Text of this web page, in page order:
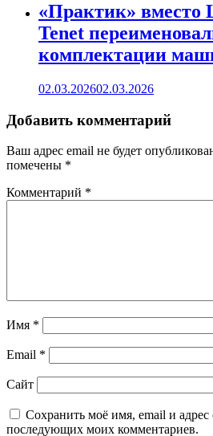
«Практик» вместо
Tenet
комплектации
02.03.202602.03.2026
Добавить комментарий
Ваш адрес email не будет
помечены *
Комментарий *
Имя *
Email *
Сайт
Сохранить моё имя, email и адрес
последующих моих комментариев.